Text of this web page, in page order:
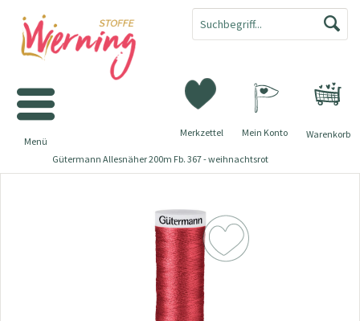
Warenkorb
Merkzettel Mein Konto
Menü
Gütermann Allesnäher 200m Fb. 367 - weihnachtsrot